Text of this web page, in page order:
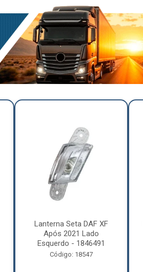
Lanterna Seta DAF XF
Após 2021 Lado
Esquerdo - 1846491
Código: 18547